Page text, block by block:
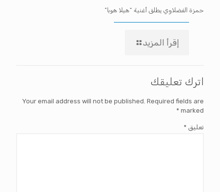
حمزة الفضلاوي يطلق أغنية “هيلا هوبا”
إقرأ المزيد
اترك تعليقك
Your email address will not be published. Required fields are
marked
*
تعليق *